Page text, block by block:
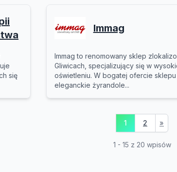
się
Immag
Immag to renomowany sklep
Gliwicach, specjalizujący się w
oświetleniu. W bogatej ofercie
eleganckie żyrandole...
1 2 »
1 - 15 z 20 wpisów